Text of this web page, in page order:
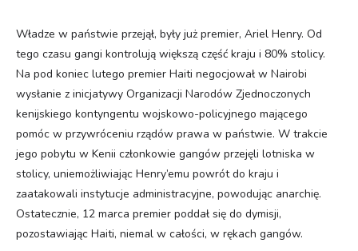
Władze w państwie przejął, były już premier, Ariel Henry. Od
tego czasu gangi kontrolują większą część kraju i 80% stolicy.
Na pod koniec lutego premier Haiti negocjował w Nairobi
wysłanie z inicjatywy Organizacji Narodów Zjednoczonych
kenijskiego kontyngentu wojskowo-policyjnego mającego
pomóc w przywróceniu rządów prawa w państwie. W trakcie
jego pobytu w Kenii członkowie gangów przejęli lotniska w
stolicy, uniemożliwiając Henry’emu powrót do kraju i
zaatakowali instytucje administracyjne, powodując anarchię.
Ostatecznie, 12 marca premier poddał się do dymisji,
pozostawiając Haiti, niemal w całości, w rękach gangów.